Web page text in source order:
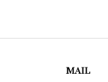
MAIL